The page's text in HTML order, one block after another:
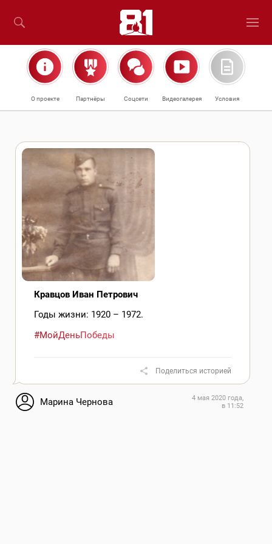
О проекте Партнёры Соцсети Видеогалерея Условия
Кравцов Иван Петрович
Годы жизни: 1920 – 1972.
#МойДеньПобеды
Поделиться историей
Марина Чернова
4 мая 2020 года,
в 11:52